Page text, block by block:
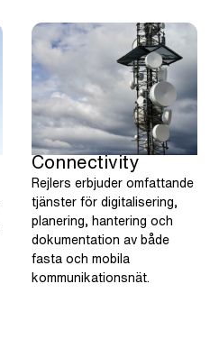
Connectivity
Rejlers erbjuder omfattande
tjänster för digitalisering,
planering, hantering och
dokumentation av både
fasta och mobila
kommunikationsnät.